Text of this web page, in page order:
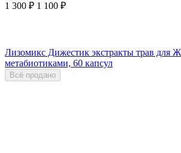
1 300 ₽ 1 100 ₽
Лизомикс Дижестик экстракты трав для
метабиотиками, 60 капсул
Всё продано